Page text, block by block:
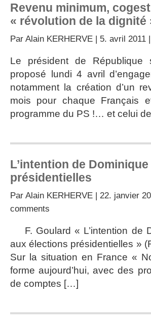
Revenu minimum,
« révolution de la dignité
Par Alain KERHERVE | 5. avril 2011
Le président de République
proposé lundi 4 avril
notamment la création d’un
mois pour chaque Français
programme du PS !… et celui
L’intention de
présidentielles
Par Alain KERHERVE | 22. janvier
comments
F. Goulard « L’intention de
aux élections
Sur la situation en France «
forme aujourd’hui, avec des
de comptes […]